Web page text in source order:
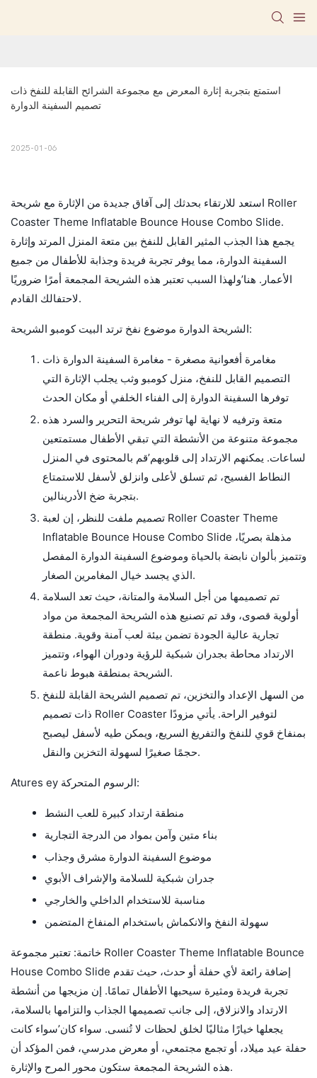
استمتع بتجربة إثارة المعرض مع مجموعة الشرائح القابلة للنفخ ذات
تصميم السفينة الدوارة
2025-01-06
استعد للارتقاء بحدثك إلى آفاق جديدة من الإثارة مع شريحة Roller
Coaster Theme Inflatable Bounce House Combo Slide.
يجمع هذا الجذب المثير القابل للنفخ بين متعة المنزل المرتد وإثارة
السفينة الدوارة، مما يوفر تجربة فريدة وجذابة للأطفال من جميع
الأعمار. هنا’ولهذا السبب تعتبر هذه الشريحة المجمعة أمرًا ضروريًا
لاحتفالك القادم.
الشريحة الدوارة موضوع نفخ ترتد البيت كومبو الشريحة:
مغامرة أفعوانية مصغرة - مغامرة السفينة الدوارة ذات
التصميم القابل للنفخ، منزل كومبو وثب يجلب الإثارة التي
متعة وترفيه لا نهاية لها توفر شريحة التحرير والسرد هذه
مجموعة متنوعة من الأنشطة التي تبقي الأطفال مستمتعين
لساعات. يمكنهم الارتداد إلى قلوبهم’قم بالمحتوى في المنزل
النطاط الفسيح، ثم تسلق لأعلى وانزلق لأسفل للاستمتاع
بتجربة ضخ الأدرينالين.
تصميم ملفت للنظر، إن لعبة Roller Coaster Theme
Inflatable Bounce House Combo Slide مذهلة بصريًا،
وتتميز بألوان نابضة بالحياة وموضوع السفينة الدوارة المفصل
الذي يجسد خيال المغامرين الصغار.
تم تصميمها من أجل السلامة والمتانة، حيث تعد السلامة
أولوية قصوى، وقد تم تصنيع هذه الشريحة المجمعة من مواد
تجارية عالية الجودة تضمن بيئة لعب آمنة وقوية. منطقة
الارتداد محاطة بجدران شبكية للرؤية ودوران الهواء، وتتميز
الشريحة بمنطقة هبوط ناعمة.
من السهل الإعداد والتخزين، تم تصميم الشريحة القابلة للنفخ
ذات تصميم Roller Coaster لتوفير الراحة. يأتي مزودًا
بمنفاخ قوي للنفخ والتفريغ السريع، ويمكن طيه لأسفل ليصبح
حجمًا صغيرًا لسهولة التخزين والنقل.
Atures ey الرسوم المتحركة:
منطقة ارتداد كبيرة للعب النشط
بناء متين وآمن بمواد من الدرجة التجارية
موضوع السفينة الدوارة مشرق وجذاب
جدران شبكية للسلامة والإشراف الأبوي
مناسبة للاستخدام الداخلي والخارجي
سهولة النفخ والانكماش باستخدام المنفاخ المتضمن
خاتمة: تعتبر مجموعة Roller Coaster Theme Inflatable Bounce
House Combo Slide إضافة رائعة لأي حفلة أو حدث، حيث تقدم
تجربة فريدة ومثيرة سيحبها الأطفال تمامًا. إن مزيجها من أنشطة
الارتداد والانزلاق، إلى جانب تصميمها الجذاب والتزامها بالسلامة،
يجعلها خيارًا مثاليًا لخلق لحظات لا تُنسى. سواء كان’سواء كانت
حفلة عيد ميلاد، أو تجمع مجتمعي، أو معرض مدرسي، فمن المؤكد أن
هذه الشريحة المجمعة ستكون محور المرح والإثارة.